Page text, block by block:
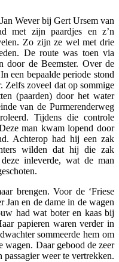
Wever bij Gert Ursem van
met zijn paardjes en z’n
Zo zijn ze wel met drie
De route was toen via
door de Beemster. Over de
een bepaalde periode stond
Zelfs zoveel dat op sommige
(paarden) door het water
van de Purmerenderweg
Tijdens die controle
man kwam lopend door
Achterop had hij een zak
wilden dat hij die zak
inleverde, wat de man
brengen. Voor de ‘Friese
Jan en de dame in de wagen
had wat boter en kaas bij
papieren waren verder in
sommeerde hem om
wagen. Daar gebood de zeer
weer te vertrekken.